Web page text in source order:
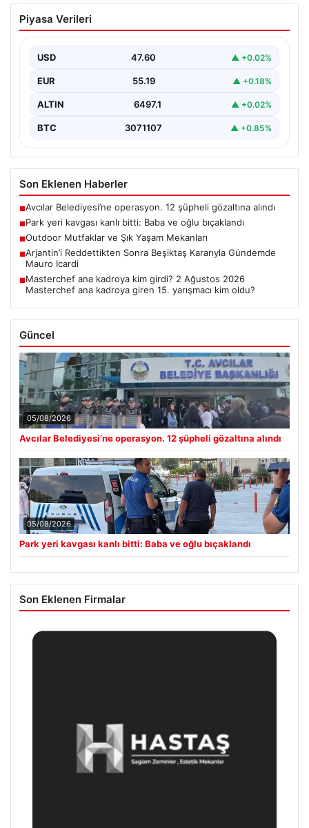
Park yeri kavgası kanlı bitti: Baba ve
oğlu bıçaklandı
Piyasa Verileri
USD 47.60 ▲ +0.02%
EUR 55.19 ▲ +0.18%
ALTIN 6497.1 ▲ +0.02%
BTC 3071107 ▲ +0.85%
Son Eklenen Haberler
■Avcılar Belediyesi’ne operasyon. 12 şüpheli gözaltına alındı
■Park yeri kavgası kanlı bitti: Baba ve oğlu bıçaklandı
■Outdoor Mutfaklar ve Şık Yaşam Mekanları
■Arjantin’i Reddettikten Sonra Beşiktaş Kararıyla Gündemde
Mauro Icardi
■Masterchef ana kadroya kim girdi? 2 Ağustos 2026
Masterchef ana kadroya giren 15. yarışmacı kim oldu?
Güncel
05/08/2026
Avcılar Belediyesi’ne operasyon. 12 şüpheli gözaltına alındı
05/08/2026
Park yeri kavgası kanlı bitti: Baba ve oğlu bıçaklandı
Son Eklenen Firmalar